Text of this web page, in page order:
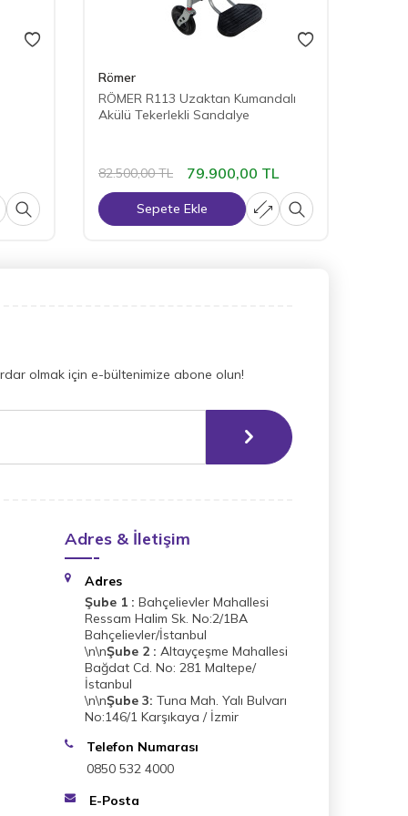
Römer
RÖMER R113 Uzaktan Kumandalı
Akülü Tekerlekli Sandalye
82.500,00TL 79.900,00 TL
Sepete Ekle
olmak için e-bültenimize abone olun!
Adres & İletişim
Adres
Şube 1 : Bahçelievler Mahallesi
Ressam Halim Sk. No:2/1BA
Bahçelievler/İstanbul
\n\nŞube 2 : Altayçeşme Mahallesi
Bağdat Cd. No: 281 Maltepe/
İstanbul
\n\nŞube 3: Tuna Mah. Yalı Bulvarı
No:146/1 Karşıkaya / İzmir
Telefon Numarası
0850 532 4000
E-Posta